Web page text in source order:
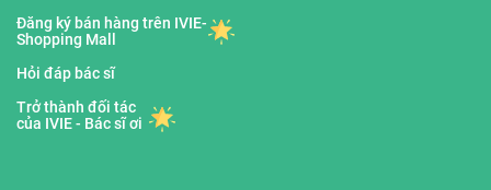
Đăng ký bán hàng trên IVIE-
Shopping Mall
Hỏi đáp bác sĩ
Trở thành đối tác
của IVIE - Bác sĩ ơi